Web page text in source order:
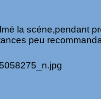
la scéne,pendant
peu